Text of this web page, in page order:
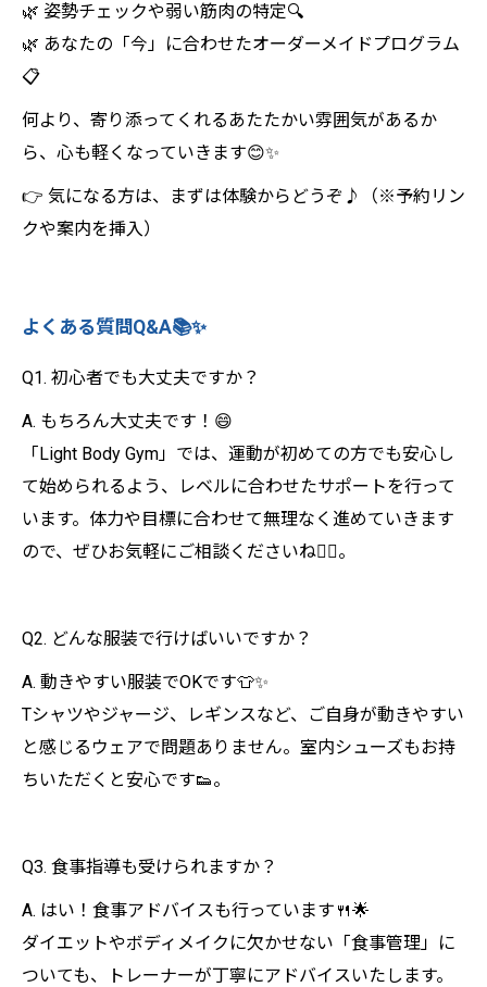
🌿 姿勢チェックや弱い筋肉の特定🔍
🌿 あなたの「今」に合わせたオーダーメイドプログラム
📋
何より、寄り添ってくれるあたたかい雰囲気があるか
ら、心も軽くなっていきます😊✨
👉 気になる方は、まずは体験からどうぞ♪（※予約リン
クや案内を挿入）
よくある質問Q&A📚✨
Q1. 初心者でも大丈夫ですか？
A. もちろん大丈夫です！😄
「Light Body Gym」では、運動が初めての方でも安心し
て始められるよう、レベルに合わせたサポートを行って
います。体力や目標に合わせて無理なく進めていきます
ので、ぜひお気軽にご相談くださいね🏋️‍♂️。
Q2. どんな服装で行けばいいですか？
A. 動きやすい服装でOKです👕✨
Tシャツやジャージ、レギンスなど、ご自身が動きやすい
と感じるウェアで問題ありません。室内シューズもお持
ちいただくと安心です👟。
Q3. 食事指導も受けられますか？
A. はい！食事アドバイスも行っています🍴🌟
ダイエットやボディメイクに欠かせない「食事管理」に
ついても、トレーナーが丁寧にアドバイスいたします。